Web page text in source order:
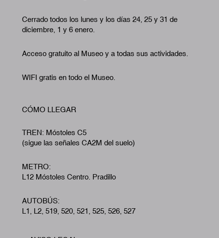
Cerrado todos los lunes y los días 24, 25 y 31 de
diciembre, 1 y 6 enero.
Acceso gratuito al Museo y a todas sus actividades.
WIFI gratis en todo el Museo.
CÓMO LLEGAR
TREN: Móstoles C5
(sigue las señales CA2M del suelo)
METRO:
L12 Móstoles Centro. Pradillo
AUTOBÚS:
L1, L2, 519, 520, 521, 525, 526, 527